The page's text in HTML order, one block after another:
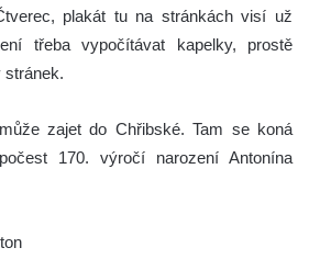
plakát tu na stránkách visí už
třeba vypočítávat kapelky, prostě
stránek.
zajet do Chřibské. Tam se koná
170. výročí narození Antonína